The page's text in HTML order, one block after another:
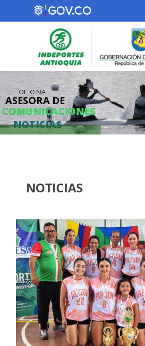
OFICINA
COMUNICACIONES
NOTICIAS
ASESORA DE
COMUNICACIONES
NOTICIAS